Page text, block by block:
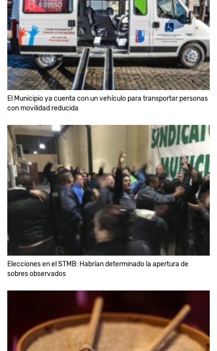
El Municipio ya cuenta con un vehículo para transportar personas
con movilidad reducida
Elecciones en el STMB: Habrían determinado la apertura de
sobres observados